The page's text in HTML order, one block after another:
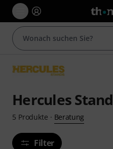
Hercules
5 Produkte · Beratung
Filter